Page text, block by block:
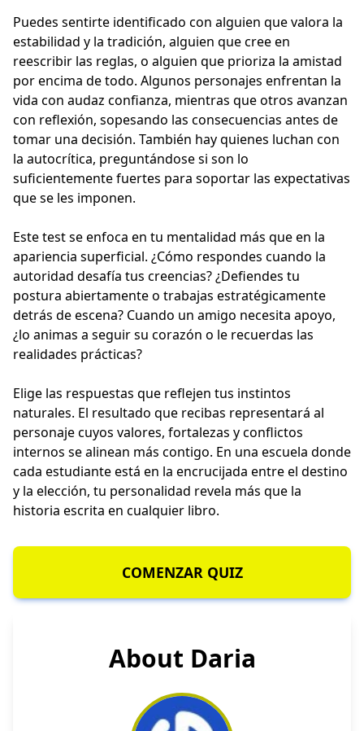
Puedes sentirte identificado con alguien que valora la
estabilidad y la tradición, alguien que cree en
reescribir las reglas, o alguien que prioriza la amistad
por encima de todo. Algunos personajes enfrentan la
vida con audaz confianza, mientras que otros avanzan
con reflexión, sopesando las consecuencias antes de
tomar una decisión. También hay quienes luchan con
la autocrítica, preguntándose si son lo
suficientemente fuertes para soportar las expectativas
que se les imponen.
Este test se enfoca en tu mentalidad más que en la
apariencia superficial. ¿Cómo respondes cuando la
autoridad desafía tus creencias? ¿Defiendes tu
postura abiertamente o trabajas estratégicamente
detrás de escena? Cuando un amigo necesita apoyo,
¿lo animas a seguir su corazón o le recuerdas las
realidades prácticas?
Elige las respuestas que reflejen tus instintos
naturales. El resultado que recibas representará al
personaje cuyos valores, fortalezas y conflictos
internos se alinean más contigo. En una escuela donde
cada estudiante está en la encrucijada entre el destino
y la elección, tu personalidad revela más que la
historia escrita en cualquier libro.
COMENZAR QUIZ
About Daria